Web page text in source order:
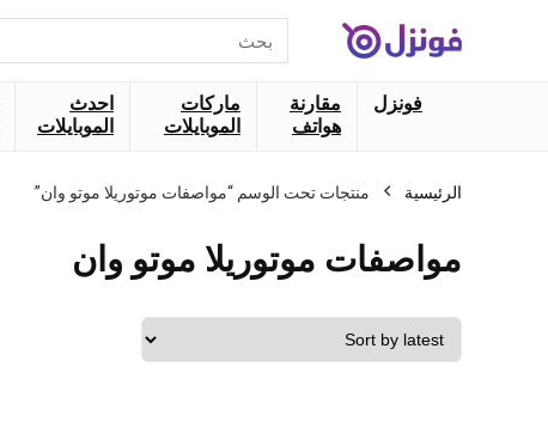
عن:
فونزل
مقارنة
هواتف
ماركات
الموبايلات
احدث
الموبايلات
الرئيسية منتجات تحت الوسم “مواصفات موتوريلا موتو وان”
مواصفات موتوريلا موتو وان